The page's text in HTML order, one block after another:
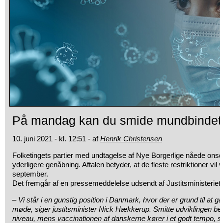
På mandag kan du smide
10. juni 2021 - kl. 12:51 - afHenrik Christensen
Folketingets partier med undtagelse af Nye Borgerlige nåede
yderligere genåbning. Aftalen betyder, at de fleste restriktioner
september.
Det fremgår af en pressemeddelelse udsendt af
– Vi står i en gunstig position i Danmark, hvor der er grund til at
møde, siger justitsminister Nick Hækkerup. Smitte udviklingen
niveau, mens vaccinationen af danskerne kører i et godt tempo,